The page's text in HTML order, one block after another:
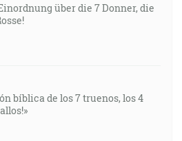
über die 7 Donner, die
bíblica de los 7 truenos, los 4